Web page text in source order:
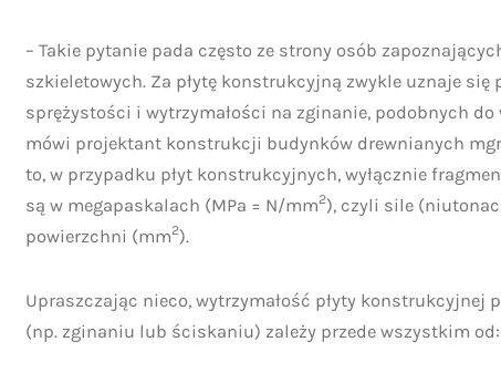
– Takie pytanie pada często ze strony osób
szkieletowych. Za płytę konstrukcyjną zwykle uznaje się
sprężystości i wytrzymałości na zginanie, podobnych do
mówi projektant konstrukcji budynków drewnianych
to, w przypadku płyt konstrukcyjnych, wyłącznie
są w megapaskalach (MPa = N/mm2), czyli sile
powierzchni (mm2).
Upraszczając nieco, wytrzymałość płyty konstrukcyjnej
(np. zginaniu lub ściskaniu) zależy przede wszystkim od: